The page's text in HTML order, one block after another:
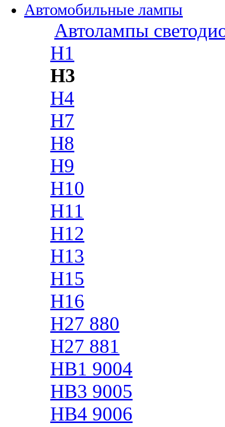
Автомобильные лампы
Автолампы
H1
H3
H4
H7
H8
H9
H10
H11
H12
H13
H15
H16
H27 880
H27 881
HB1 9004
HB3 9005
HB4 9006